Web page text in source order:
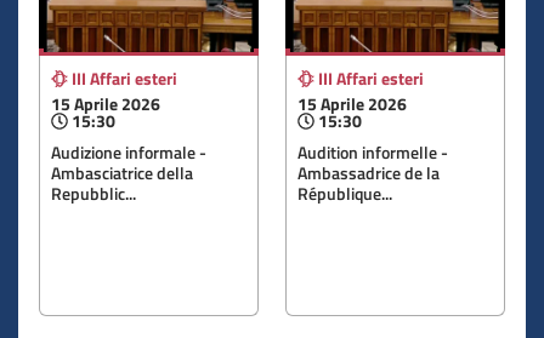
III Affari esteri
15 Aprile 2026
15:30
Audizione informale -
Ambasciatrice della
Repubblic...
III Affari esteri
15 Aprile 2026
15:30
Audition informelle -
Ambassadrice de la
République...